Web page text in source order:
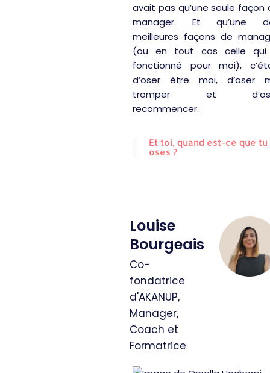
avait pas qu’une seule façon
manager. Et qu’une
meilleures façons de
(ou en tout cas celle
fonctionné pour moi),
d’oser être moi, d’oser
tromper et
recommencer.
Et toi, quand est-ce que tu
oses ?
Louise
Bourgeais
Co-
fondatrice
d'AKANUP,
Manager,
Coach et
Formatrice